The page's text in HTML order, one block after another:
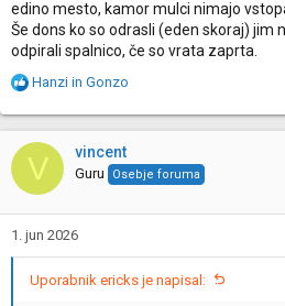
edino mesto, kamor mulci nimajo
Še dons ko so odrasli (eden skoraj) jim
odpirali spalnico, če so vrata zaprta.
R
a
c
t
o
n
s
:
Hanzi in Gonzo
V vincent
Guru Osebje foruma
1. jun 2026
Uporabnik ericks je napisal: